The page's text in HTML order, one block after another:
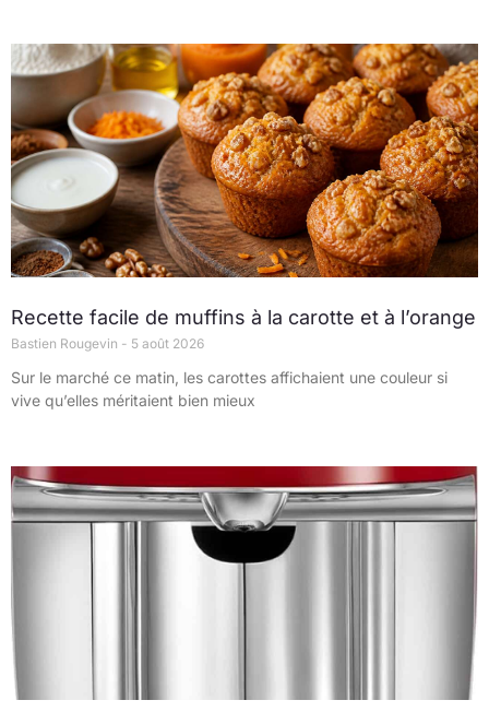
Recette facile de muffins à la carotte et à l’orange
Bastien Rougevin 5 août 2026
Sur le marché ce matin, les carottes affichaient une couleur si
vive qu’elles méritaient bien mieux